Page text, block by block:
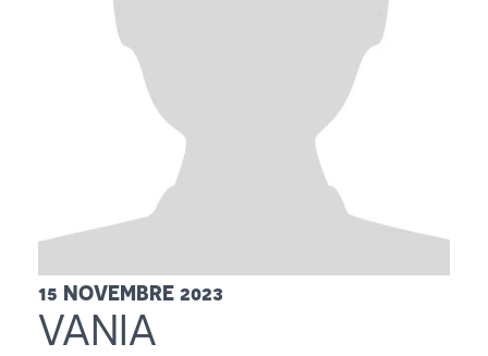
819 525-7755
15 NOVEMBRE 2023
VANIA